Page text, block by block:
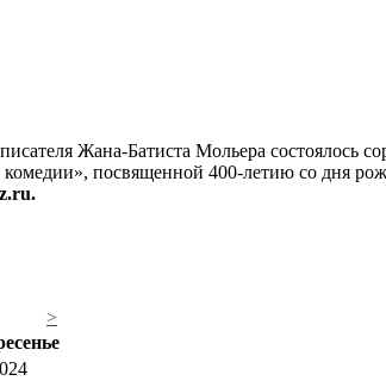
Жана-Батиста Мольера состоялось
посвященной 400-летию со дня
>